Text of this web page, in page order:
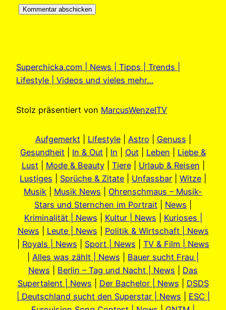
Superchicka.com | News | Tipps | Trends |
Lifestyle | Videos und vieles mehr…
Stolz präsentiert von MarcusWenzelTV
Aufgemerkt| Lifestyle| Astro Genuss
Gesundheit
In & Out In Out Leben
Liebe &
Lust| Mode & Beauty| Tiere| Urlaub & Reisen
Lustiges
Sprüche & Zitate Unfassbar Witze
Musik
Musik News
Ohrenschmaus – Musik-
Stars und Sternchen im Portrait
News
Kriminalität | News
Kultur | News
Kurioses |
News
Leute | News
Politik & Wirtschaft | News
Royals | News Sport | News
TV & Film | News
Alles was zählt | News
Bauer sucht Frau |
News
Berlin – Tag und Nacht | News
Das
Supertalent | News
Der Bachelor | News
DSDS
| Deutschland sucht den Superstar | News
ESC |